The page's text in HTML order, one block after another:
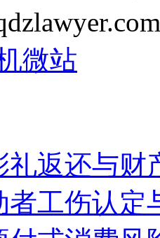
微站
礼返还与财
者工伤认定